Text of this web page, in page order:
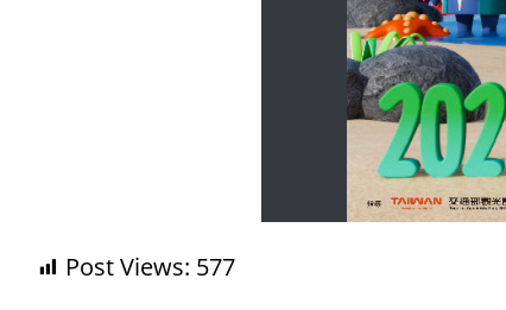
Post Views: 577